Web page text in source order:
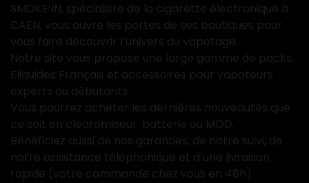
SMOKE’IN, spécialiste de la cigarette électronique à
CAEN, vous ouvre les portes de ses boutiques pour
vous faire découvrir l’univers du vapotage.
Notre site vous propose une large gamme de packs,
Eliquides Français et accessoires pour vapoteurs
experts ou débutants.
Vous pourrez acheter les dernières nouveautés que
ce soit en clearomiseur, batterie ou MOD.
Bénéficiez aussi de nos garanties, de notre suivi, de
notre assistance téléphonique et d’une livraison
rapide (votre commande chez vous en 48h).